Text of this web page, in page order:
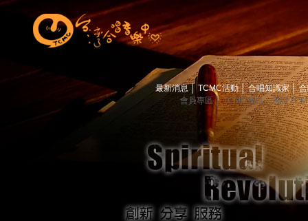
最新消息 TCMC活動│ 合唱知識家│
會員專區│ TCMC會訊│ 關於